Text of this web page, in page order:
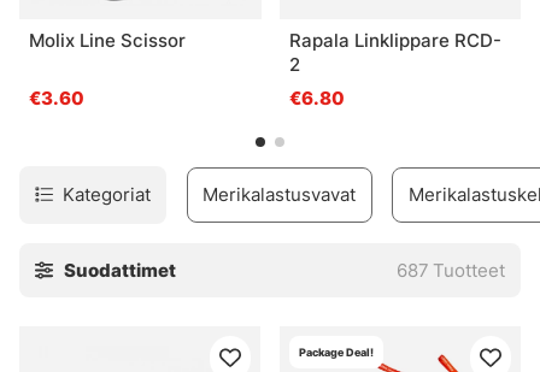
Molix Line Scissor
€3.60
Rapala Linklippare RCD-
2
€6.80
Kategoriat Merikalastusvavat
Suodattimet 687 Tuotteet
Package Deal!